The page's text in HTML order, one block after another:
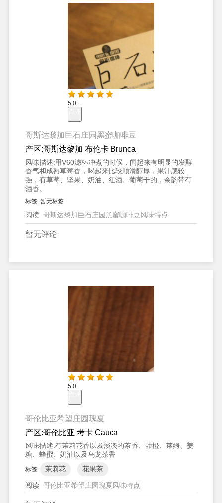
5.0
哥斯达黎加巨石庄园黑蜜咖啡豆
产区:哥斯达黎加 布伦卡 Brunca
风味描述:用V60滤杯冲煮的时候，闻起来有明显的发酵
香气和成熟草莓香，喝起来比较顺滑醇厚，果汁感较
强，有草莓、坚果、奶油、红酒、葡萄干的，余韵带有
酒香。
标签: 暂无标签
阅读 哥斯达黎加巨石庄园黑蜜咖啡豆风味特点
暂无评论
5.0
哥伦比亚希望庄园瑰夏
产区:哥伦比亚 考卡 Cauca
风味描述:有茉莉花香以及淡淡的茶香、甜橙、莱姆、姜
糖、蜂蜜、奶油以及乌龙茶香
标签: 茉莉花 花果茶
阅读 哥伦比亚希望庄园瑰夏风味特点